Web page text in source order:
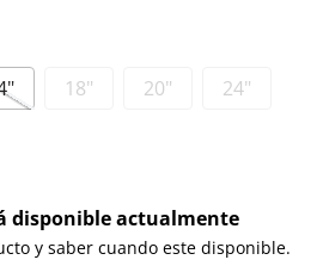
18" 20"
24"
disponible actualmente
y saber cuando este disponible.